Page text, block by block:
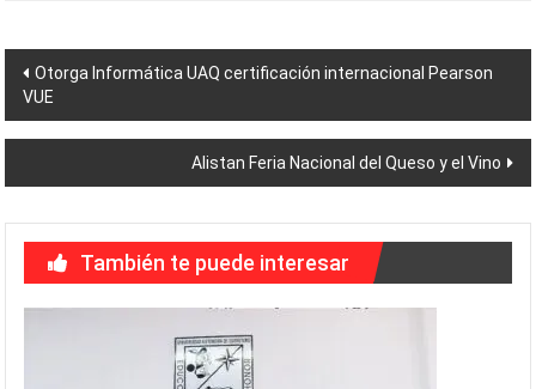
Navegación
de
Otorga Informática UAQ certificación internacional Pearson
VUE
Alistan Feria Nacional del Queso y el Vino
También te puede interesar